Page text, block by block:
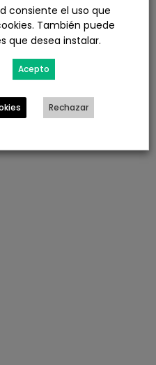
consiente el uso que
También puede
que desea instalar.
Acepto
Rechazar